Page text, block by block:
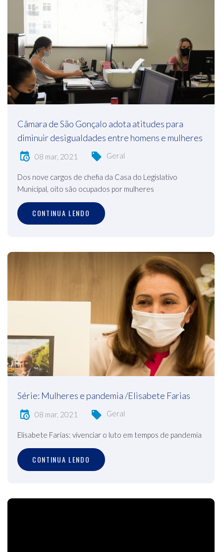
Câmara de São Gonçalo adota atitudes para
diminuir desigualdades entre homens e mulheres
08 mar, 2021 Geral
Dos nove cargos de chefia da Casa do Legislativo
Municipal, oito são ocupados por mulheres
CONTINUA LENDO
Série: Mulheres e pandemia /Elisabete Farias
08 mar, 2021 Geral
Elisabete Farias: vivenciar o luto em tempos de pandemia
CONTINUA LENDO